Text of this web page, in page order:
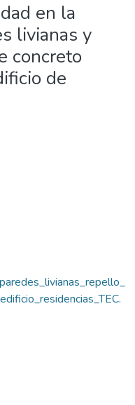
en la
livianas y
concreto
de